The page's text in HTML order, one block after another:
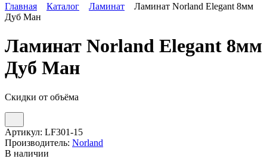
Главная
Каталог Ламинат
Ламинат Norland Elegant 8мм
Дуб Ман
Ламинат Norland Elegant 8мм
Дуб Ман
Скидки от объёма
Артикул: LF301-15
Производитель: Norland
В наличии